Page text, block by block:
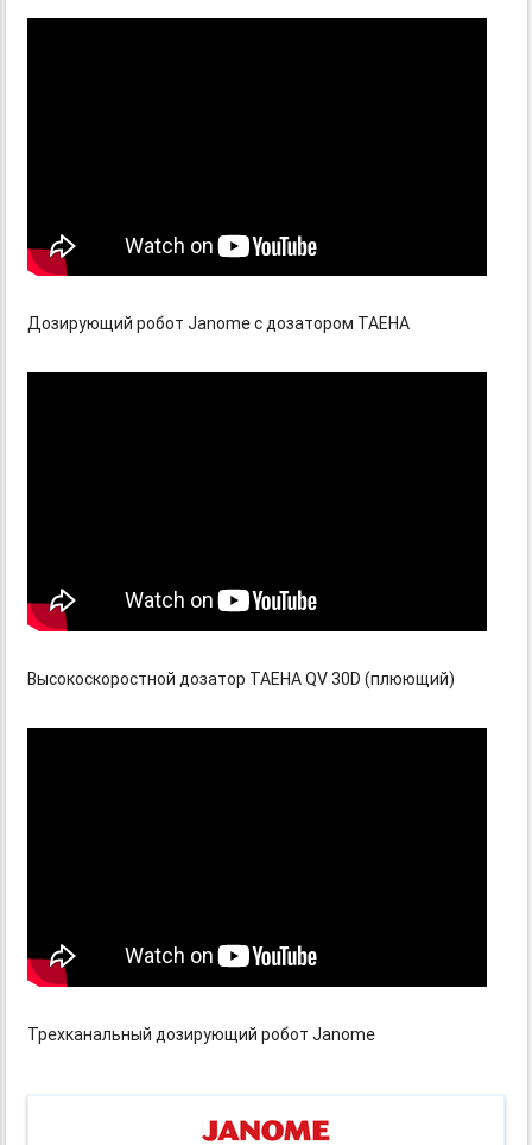
Дозирующий робот Janome c дозатором TAEHA
Высокоскоростной дозатор TAEHA QV 30D (плюющий)
Трехканальный дозирующий робот Janome